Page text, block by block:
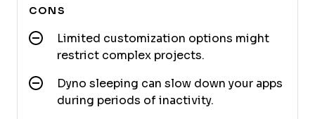
CONS
Limited customization options might
restrict complex projects.
Dyno sleeping can slow down your apps
during periods of inactivity.